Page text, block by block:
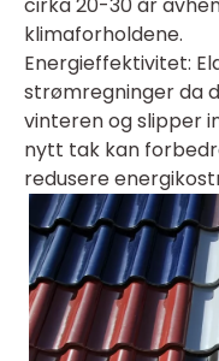
klimaforholdene.
Energieffektivitet:
strømregninger da
vinteren og slipper
nytt tak kan
redusere